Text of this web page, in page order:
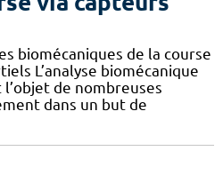
biomécaniques de la course
L’analyse biomécanique
de nombreuses
dans un but de